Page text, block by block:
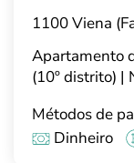
Apartamento
(10º distrito) |
1100 Viena
Métodos de
Dinheiro